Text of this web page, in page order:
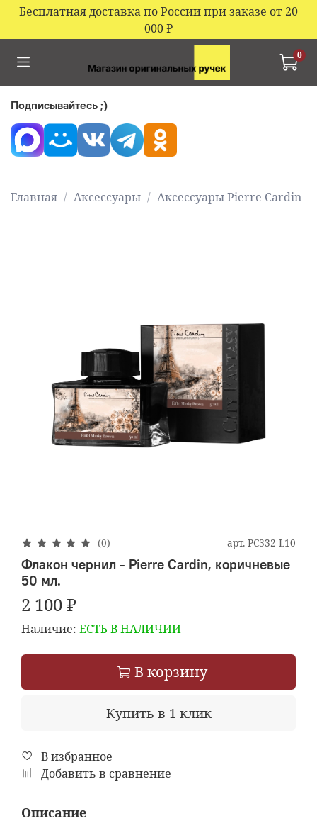
Бесплатная доставка по России при заказе от 20
000₽
0
Главная Аксессуары Аксессуары Pierre Cardin
(0) арт. PC332-L10
Флакон чернил - Pierre Cardin, коричневые
50 мл.
2 100 ₽
Наличие: ЕСТЬ В НАЛИЧИИ
В корзину
Купить в 1 клик
В избранное
Добавить в сравнение
Описание
Подписывайтесь ;)